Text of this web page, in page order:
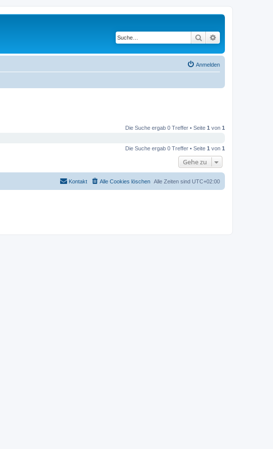
Suche
Anmelden
Die Suche ergab 0 Treffer • Seite 1 von 1
Die Suche ergab 0 Treffer • Seite 1 von 1
Gehe zu
Alle Zeiten sind UTC+02:00
Alle Cookies löschen
Kontakt